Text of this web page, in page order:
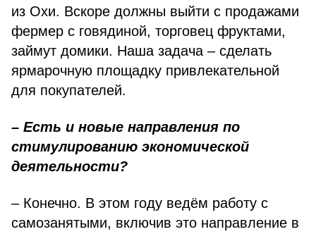
из Охи. Вскоре должны выйти с продажами
фермер с говядиной, торговец фрук­тами,
займут домики. Наша задача – сделать
ярмарочную площадку привлекательной
для покупателей.
– Есть и новые направления по
стимулированию экономиче­ской
деятельности?
– Конечно. В этом году ведём ра­боту с
самозанятыми, включив это направление в